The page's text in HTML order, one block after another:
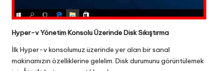
Hyper-v Yönetim Konsolu Üzerinde Disk Sıkıştırma
İlk Hyper-v konsolumuz üzerinde yer alan bir sanal
makinamızın özelliklerine gelelim. Disk durumunu görüntülemek